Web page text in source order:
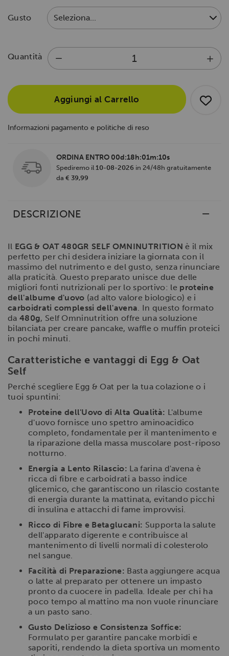
Gusto
Quantità
Aggiungi al Carrello
Informazioni pagamento e politiche di reso
ORDINA ENTRO 00d:18h:01m:10s
Spediremo il 10-08-2026 in 24/48h gratuitamente
da € 39,99
DESCRIZIONE
Il EGG & OAT 480GR SELF OMNINUTRITION è il mix
perfetto per chi desidera iniziare la giornata con il
massimo del nutrimento e del gusto, senza rinunciare
alla praticità. Questo preparato unisce due delle
migliori fonti nutrizionali per lo sportivo: le proteine
dell'albume d'uovo (ad alto valore biologico) e i
carboidrati complessi dell'avena . In questo formato
da 480g, Self Omninutrition offre una soluzione
bilanciata per creare pancake, waffle o muffin proteici
in pochi minuti.
Caratteristiche e vantaggi di Egg & Oat
Self
Perché scegliere Egg & Oat per la tua colazione o i
tuoi spuntini:
Proteine dell'Uovo di Alta Qualità: L'albume
d'uovo fornisce uno spettro aminoacidico
completo, fondamentale per il mantenimento e
la riparazione della massa muscolare post-riposo
notturno.
Energia a Lento Rilascio: La farina d'avena è
ricca di fibre e carboidrati a basso indice
glicemico, che garantiscono un rilascio costante
di energia durante la mattinata, evitando picchi
di insulina e attacchi di fame improvvisi.
Ricco di Fibre e Betaglucani: Supporta la salute
dell'apparato digerente e contribuisce al
mantenimento di livelli normali di colesterolo
nel sangue.
Facilità di Preparazione: Basta aggiungere acqua
o latte al preparato per ottenere un impasto
pronto da cuocere in padella. Ideale per chi ha
poco tempo al mattino ma non vuole rinunciare
a un pasto sano.
Gusto Delizioso e Consistenza Soffice:
Formulato per garantire pancake morbidi e
saporiti, rendendo la dieta sportiva un momento